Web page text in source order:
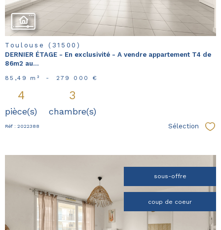
Toulouse (31500)
DERNIER ÉTAGE - En exclusivité - A vendre appartement T4 de
86m2 au...
85,49 m² - 279 000 €
4
pièce(s)
3
chambre(s)
Réf : 2022388 Sélection
sous-offre
coup de coeur
voir le